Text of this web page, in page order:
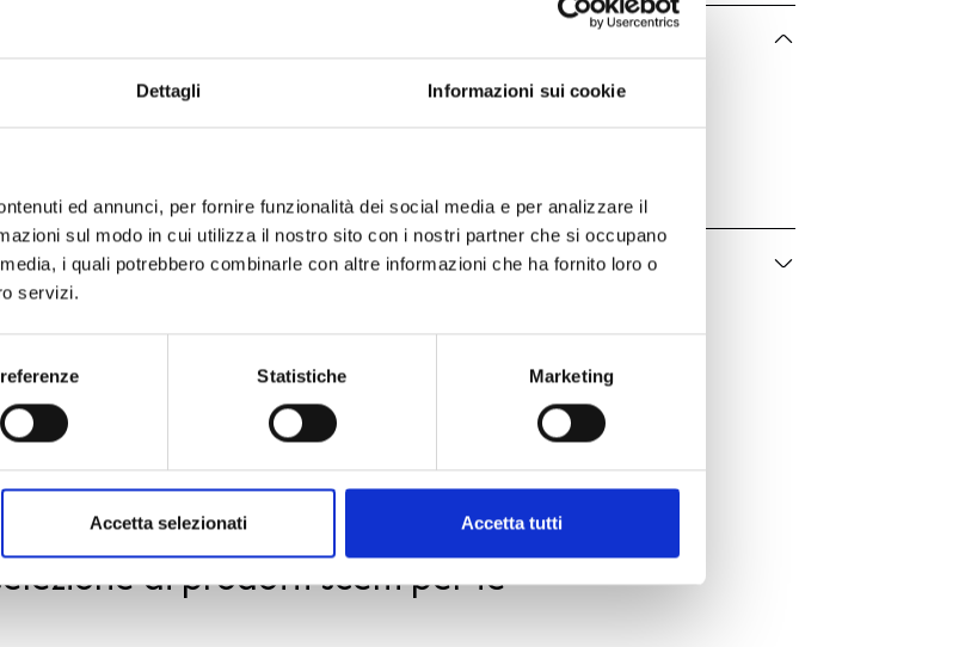
Dettagli Informazioni sui cookie
ed annunci, per fornire funzionalità dei social media e per analizzare il
sul modo in cui utilizza il nostro sito con i nostri partner che si occupano
i quali potrebbero combinarle con altre informazioni che ha fornito loro o
servizi.
Statistiche Marketing
Accetta selezionati Accetta tutti
Vhernier
Descrizione
PRODOTTI SIMILI
di prodotti scelti per te